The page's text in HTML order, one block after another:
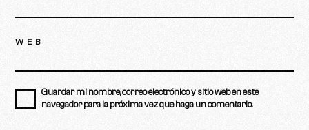
WEB
Guardar mi nombre, correo electrónico y sitio web en este
navegador para la próxima vez que haga un comentario.